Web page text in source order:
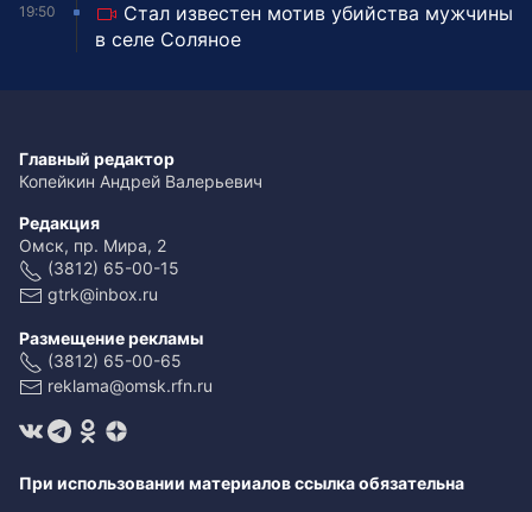
19:50
Стал известен мотив убийства мужчины
в селе Соляное
Главный редактор
Копейкин Андрей Валерьевич
Редакция
Омск, пр. Мира, 2
(3812) 65-00-15
gtrk@inbox.ru
Размещение рекламы
(3812) 65-00-65
reklama@omsk.rfn.ru
При использовании материалов ссылка обязательна